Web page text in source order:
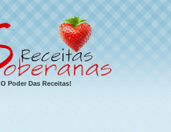
O Poder Das Receitas!